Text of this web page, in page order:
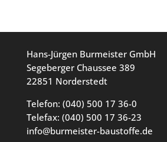
Hans-Jürgen Burmeister GmbH
Segeberger Chaussee 389
22851 Norderstedt
Telefon: (040) 500 17 36-0
Telefax: (040) 500 17 36-23
info@burmeister-baustoffe.de